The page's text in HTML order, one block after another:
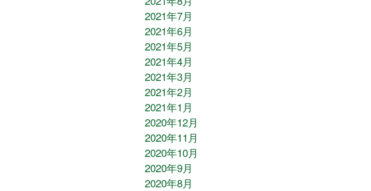
2021年7月
2021年6月
2021年5月
2021年4月
2021年3月
2021年2月
2021年1月
2020年12月
2020年11月
2020年10月
2020年9月
2020年8月